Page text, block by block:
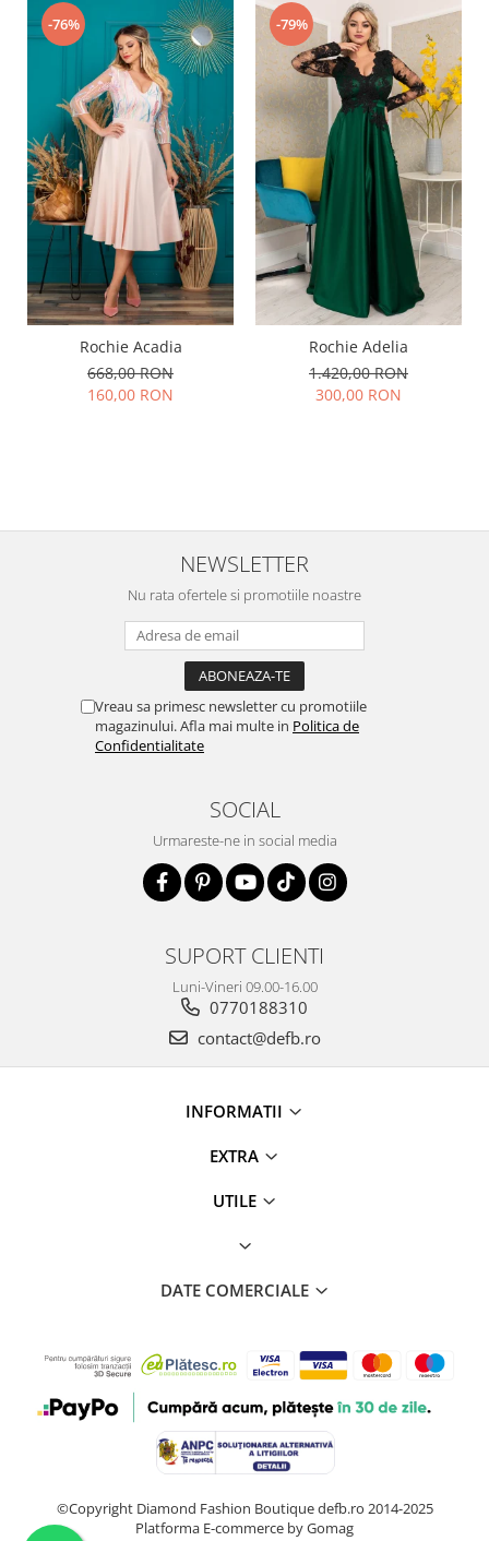
-76%
Rochie Acadia
668,00 RON
160,00 RON
-79%
Rochie Adelia
1.420,00 RON
300,00 RON
NEWSLETTER
Nu rata ofertele si promotiile noastre
Vreau sa primesc newsletter cu promotiile
magazinului. Afla mai multe in Politica de
Confidentialitate
SOCIAL
Urmareste-ne in social media
SUPORT CLIENTI
Luni-Vineri 09.00-16.00
0770188310
contact@defb.ro
INFORMATII
EXTRA
UTILE
DATE COMERCIALE
©Copyright Diamond Fashion Boutique defb.ro 2014-2025
Platforma E-commerce by Gomag